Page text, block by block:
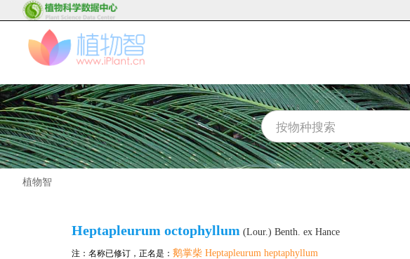
植物智
Heptapleurum octophyllum (Lour.) Benth. ex Hance
注：名称已修订，正名是： 鹅掌柴 Heptapleurum heptaphyllum